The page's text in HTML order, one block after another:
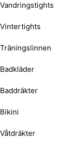
Vandringstights
Vintertights
Träningslinnen
Badkläder
Baddräkter
Bikini
Våtdräkter